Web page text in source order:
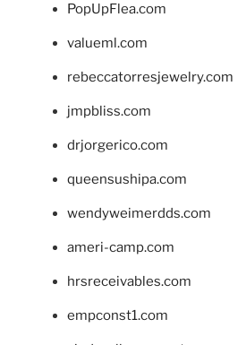
PopUpFlea.com
valueml.com
rebeccatorresjewelry.com
jmpbliss.com
drjorgerico.com
queensushipa.com
wendyweimerdds.com
ameri-camp.com
hrsreceivables.com
empconst1.com